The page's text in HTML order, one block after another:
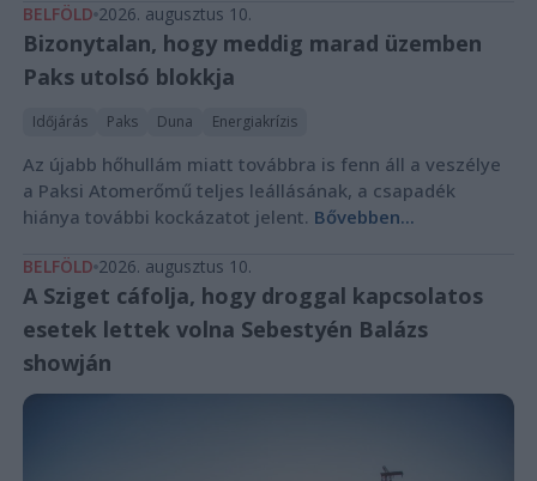
BELFÖLD 2026. augusztus 10.
Bizonytalan, hogy meddig marad üzemben
Paks utolsó blokkja
Időjárás Paks Duna Energiakrízis
Az újabb hőhullám miatt továbbra is fenn áll a veszélye
a Paksi Atomerőmű teljes leállásának, a csapadék
hiánya további kockázatot jelent. Bővebben...
BELFÖLD 2026. augusztus 10.
A Sziget cáfolja, hogy droggal kapcsolatos
esetek lettek volna Sebestyén Balázs
showján